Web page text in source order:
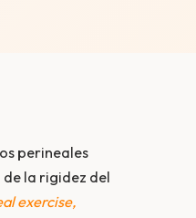
perineales
la rigidez del
exercise,